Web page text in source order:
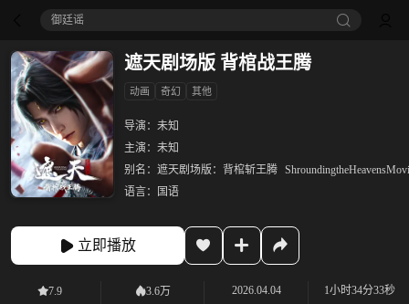
御廷谣‎
遮天剧场版 背棺战王腾
动画 奇幻 其他
导演： 未知
主演： 未知
别名： 遮天剧场版：背棺斩王腾
语言：
国语
立即播放
7.9 3.6万
2026.04.04
1小时34分33秒